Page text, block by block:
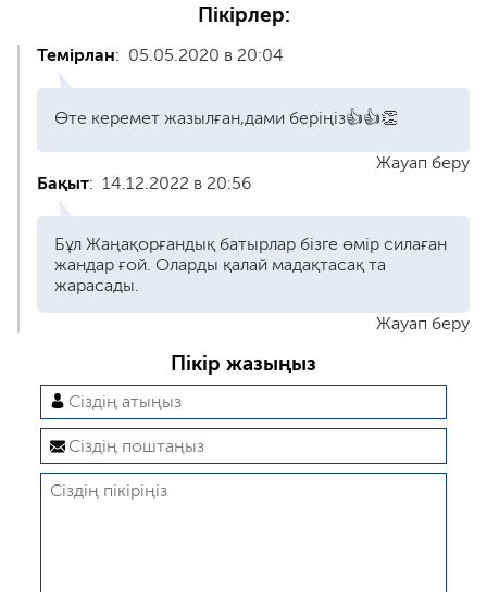
Пікірлер:
Темірлан: 05.05.2020 в 20:04
Өте керемет жазылған,дами беріңіз👍👍👏
Жауап беру
Бақыт: 14.12.2022 в 20:56
Бұл Жаңақорғандық батырлар бізге өмір силаған
жандар ғой. Оларды қалай мадақтасақ та
жарасады.
Жауап беру
Пікір жазыңыз